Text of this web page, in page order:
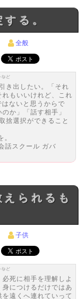
する。
全般
き出したい。「それ
もいいけれど、これ
ないと思うからで
か」「話す相手」
捨選択ができること
話スクール ガバ
子供
死に相手を理解しよ
につけるだけではあ
遠くへ連れていって